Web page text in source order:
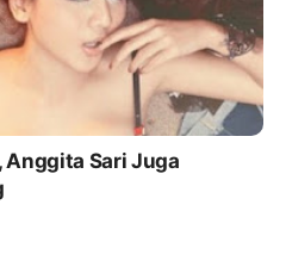
Sari Juga